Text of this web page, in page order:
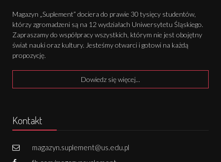
Magazyn „Suplement” dociera do prawie 30 tysięcy studentów,
którzy zgromadzeni są na 12 wydziałach Uniwersytetu Śląskiego.
Zapraszamy do współpracy wszystkich, którym nie jest obojętny
świat nauki oraz kultury. Jesteśmy otwarci i gotowi na każdą
propozycję.
Dowiedz się więcej...
Kontakt
magazyn.suplement@us.edu.pl